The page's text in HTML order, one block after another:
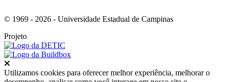
© 1969 - 2026 - Universidade Estadual de Campinas
Projeto
Utilizamos cookies para oferecer melhor experiência, melhorar o